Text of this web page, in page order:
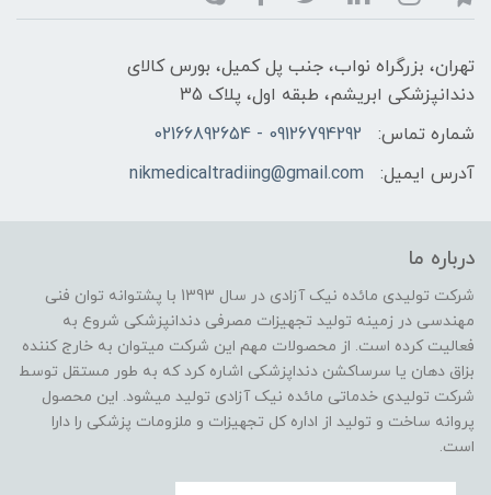
تهران، بزرگراه نواب، جنب پل کمیل، بورس کالای
دندانپزشکی ابریشم، طبقه اول، پلاک 35
شماره تماس:
09126794292 - 02166892654
آدرس ایمیل:
nikmedicaltradiing@gmail.com
درباره ما
شرکت تولیدی مائده نیک آزادی در سال 1393 با پشتوانه توان فنی
مهندسی در زمینه تولید تجهیزات مصرفی دندانپزشکی شروع به
فعالیت کرده است. از محصولات مهم این شرکت میتوان به خارج کننده
بزاق دهان یا سرساکشن دنداپزشکی اشاره کرد که به طور مستقل توسط
شرکت تولیدی خدماتی مائده نیک آزادی تولید میشود. این محصول
پروانه ساخت و تولید از اداره کل تجهیزات و ملزومات پزشکی را دارا
است.